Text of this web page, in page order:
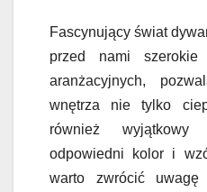
Fascynujący świat
przed nami szerokie
aranżacyjnych,
wnętrza nie tylko
również wyjątkowy
odpowiedni kolor i
warto zwrócić